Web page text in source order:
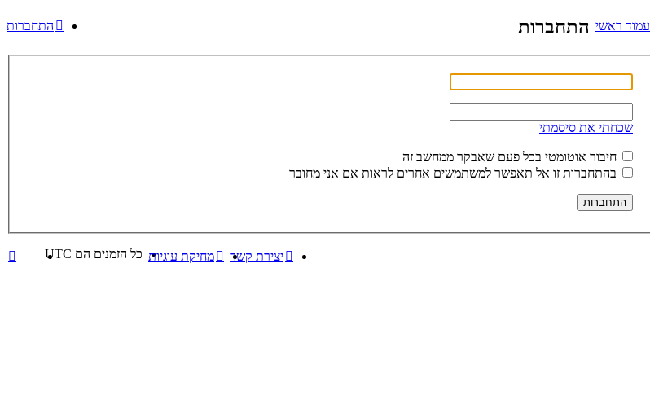
התחברות עמוד ראשי התחברות
שכחתי את סיסמתי
חיבור אוטומטי בכל פעם שאבקר ממחשב זה
בהתחברות זו אל תאפשר למשתמשים אחרים לראות אם אני מחובר
כל הזמנים הם UTC מחיקת עוגיות יצירת קשר